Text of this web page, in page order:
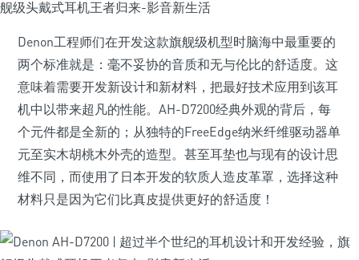
Denon工程师们在开发这款旗舰级机型时脑海中最重要的
两个标准就是：毫不妥协的音质和无与伦比的舒适度。这
意味着需要开发新设计和新材料，把最好技术应用到该耳
机中以带来超凡的性能。AH-D7200经典外观的背后，每
个元件都是全新的；从独特的FreeEdge纳米纤维驱动器单
元至实木胡桃木外壳的造型。甚至耳垫也与现有的设计思
维不同，而使用了日本开发的软质人造皮革罩，选择这种
材料只是因为它们比真皮提供更好的舒适度！